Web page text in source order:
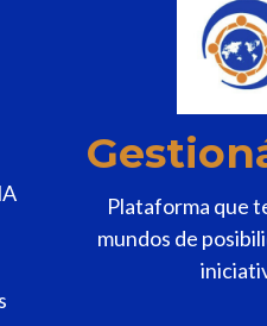
Plataforma que
mundos de